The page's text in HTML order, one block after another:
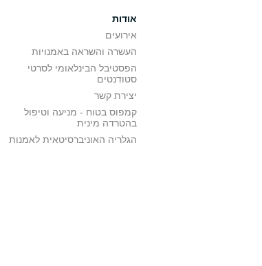
אודות
אירועים
העשרה והשראה באמנויות
הפסטיבל הבינלאומי לסרטי
סטודנטים
יצירת קשר
קמפוס בטוח - מניעה וטיפול
בהטרדה מינית
הגלריה האוניברסיטאית לאמנות